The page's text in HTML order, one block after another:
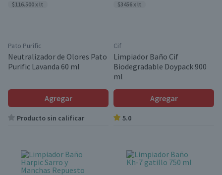
$116.500 x lt
Pato Purific
Neutralizador de Olores Pato
Purific Lavanda 60 ml
Agregar
Producto sin calificar
$3456 x lt
Cif
Limpiador Baño Cif
Biodegradable Doypack 900
ml
Agregar
5.0